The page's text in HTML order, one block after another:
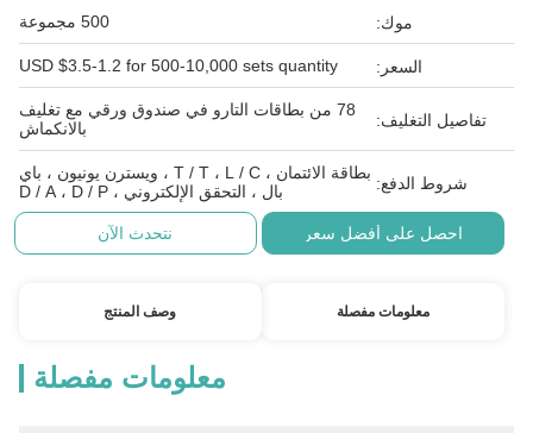
موك: 500 مجموعة
السعر: USD $3.5-1.2 for 500-10,000 sets quantity
تفاصيل التغليف:
78 من بطاقات التارو في صندوق ورقي مع تغليف
بالانكماش
شروط الدفع:
بطاقة الائتمان ، T / T ، L / C ، ويسترن يونيون ، باي
بال ، التحقق الإلكتروني ، D / A ، D / P
احصل على أفضل سعر نتحدث الآن
معلومات مفصلة وصف المنتج
معلومات مفصلة